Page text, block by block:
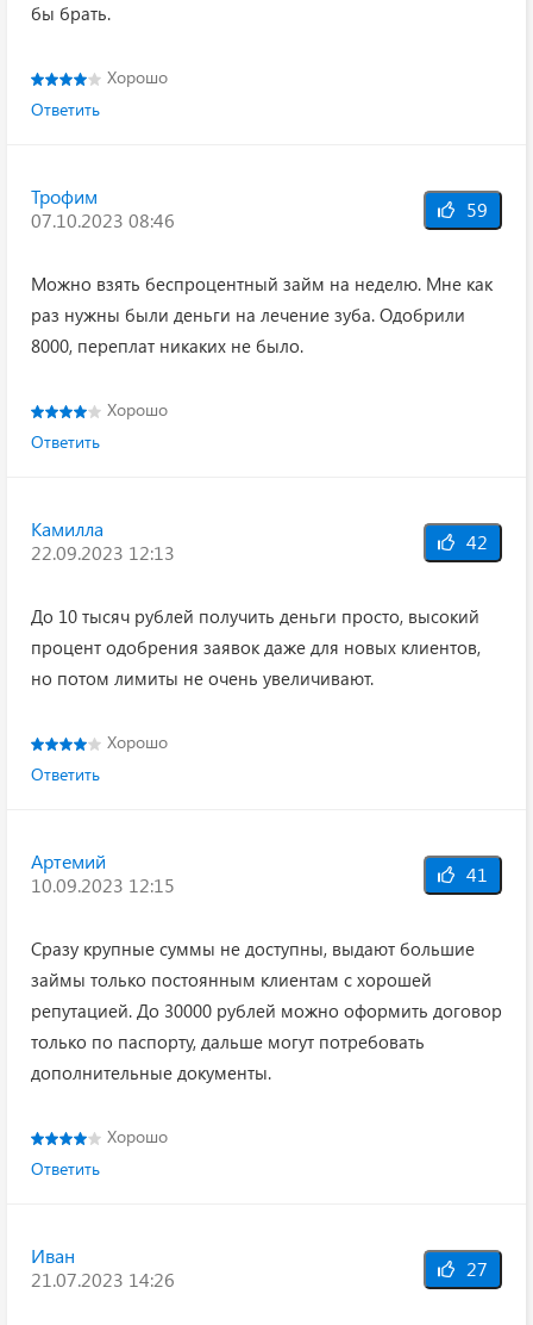
бы брать.
Хорошо
Ответить
Трофим
07.10.2023 08:46
59
Можно взять беспроцентный займ на неделю. Мне как
раз нужны были деньги на лечение зуба. Одобрили
8000, переплат никаких не было.
Хорошо
Ответить
Камилла
22.09.2023 12:13
42
До 10 тысяч рублей получить деньги просто, высокий
процент одобрения заявок даже для новых клиентов,
но потом лимиты не очень увеличивают.
Хорошо
Ответить
Артемий
10.09.2023 12:15
41
Сразу крупные суммы не доступны, выдают большие
займы только постоянным клиентам с хорошей
репутацией. До 30000 рублей можно оформить договор
только по паспорту, дальше могут потребовать
дополнительные документы.
Хорошо
Ответить
Иван
21.07.2023 14:26
27